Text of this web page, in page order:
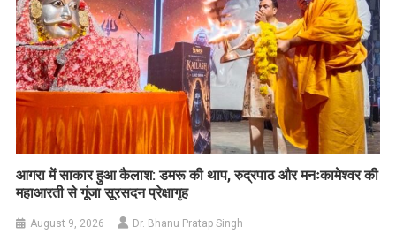
आगरा में साकार हुआ कैलाश: डमरू की थाप, रुद्रपाठ और मनःकामेश्वर की
महाआरती से गूंजा सूरसदन प्रेक्षागृह
August 9, 2026 Dr. Bhanu Pratap Singh